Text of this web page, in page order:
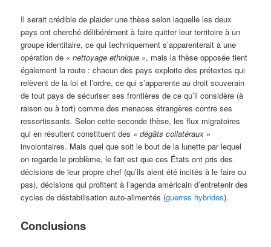
Il serait crédible de plaider une thèse selon laquelle les deux
pays ont cherché délibérément à faire quitter leur territoire à un
groupe identitaire, ce qui techniquement s’apparenterait à une
opération de «nettoyage ethnique », mais la thèse opposée tient
également la route : chacun des pays exploite des prétextes qui
relèvent de la loi et l’ordre, ce qui s’apparente au droit souverain
de tout pays de sécuriser ses frontières de ce qu’il considère (à
raison ou à tort) comme des menaces étrangères contre ses
ressortissants. Selon cette seconde thèse, les flux migratoires
qui en résultent constituent des «dégâts collatéraux »
involontaires. Mais quel que soit le bout de la lunette par lequel
on regarde le problème, le fait est que ces États ont pris des
décisions de leur propre chef (qu’ils aient été incités à le faire ou
pas), décisions qui profitent à l’agenda américain d’entretenir des
cycles de déstabilisation auto-alimentés (guerres hybrides).
Conclusions